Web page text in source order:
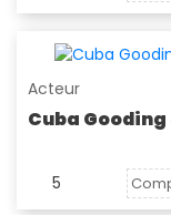
Acteur
Cuba Gooding
5